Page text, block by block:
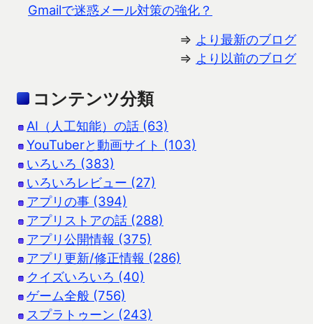
Gmailで迷惑メール対策の強化？
⇒ より最新のブログ
⇒ より以前のブログ
コンテンツ分類
AI（人工知能）の話 (63)
YouTuberと動画サイト (103)
いろいろ (383)
いろいろレビュー (27)
アプリの事 (394)
アプリストアの話 (288)
アプリ公開情報 (375)
アプリ更新/修正情報 (286)
クイズいろいろ (40)
ゲーム全般 (756)
スプラトゥーン (243)